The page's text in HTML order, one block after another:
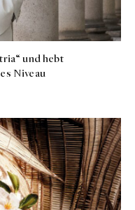
und hebt
Niveau